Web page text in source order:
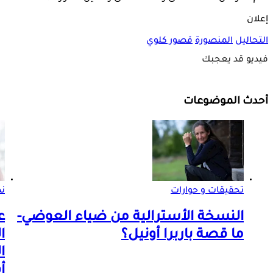
إعلان
التحاليل المنصورة قصور كلوي
فيديو قد يعجبك
أحدث الموضوعات
تحقيقات و حوارات
النسخة الأسترالية من ضياء العوضي-
ما قصة باربرا أونيل؟